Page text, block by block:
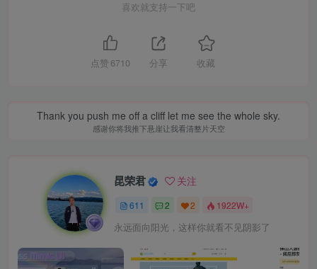
喜欢就支持一下吧
点赞 6710 分享 收藏
Thank you push me off a cliff let me see the whole sky.
感谢你将我推下悬崖让我看清整片天空
昆荣君 关注
611 2 2 1922W+
永远面向阳光，这样你就看不见阴影了